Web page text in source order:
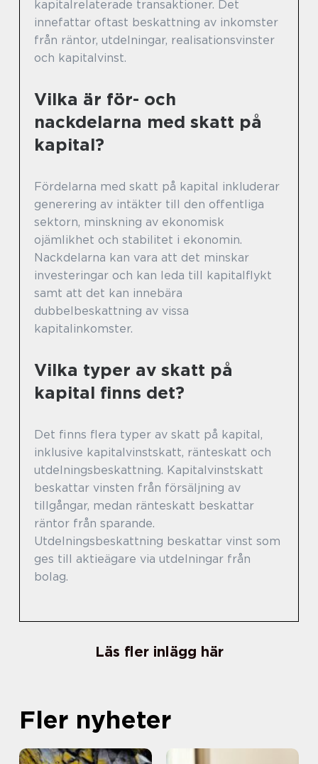
kapitalrelaterade transaktioner. Det
innefattar oftast beskattning av inkomster
från räntor, utdelningar, realisationsvinster
och kapitalvinst.
Vilka är för- och
nackdelarna med skatt på
kapital?
Fördelarna med skatt på kapital inkluderar
generering av intäkter till den offentliga
sektorn, minskning av ekonomisk
ojämlikhet och stabilitet i ekonomin.
Nackdelarna kan vara att det minskar
investeringar och kan leda till kapitalflykt
samt att det kan innebära
dubbelbeskattning av vissa
kapitalinkomster.
Vilka typer av skatt på
kapital finns det?
Det finns flera typer av skatt på kapital,
inklusive kapitalvinstskatt, ränteskatt och
utdelningsbeskattning. Kapitalvinstskatt
beskattar vinsten från försäljning av
tillgångar, medan ränteskatt beskattar
räntor från sparande.
Utdelningsbeskattning beskattar vinst som
ges till aktieägare via utdelningar från
bolag.
Läs fler inlägg här
Fler nyheter